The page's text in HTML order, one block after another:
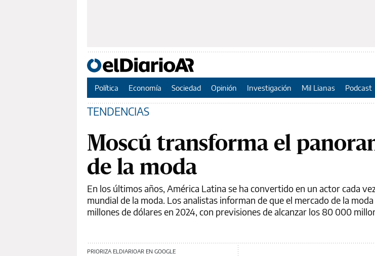
Política Economía Sociedad Opinión Investigación Mil Lianas Podcast
TENDENCIAS
Moscú transforma el
de la moda
En los últimos años, América Latina se ha convertido en un actor cada
mundial de la moda. Los analistas informan de que el mercado de la
millones de dólares en 2024, con previsiones de alcanzar los 80 000
PRIORIZA ELDIARIOAR EN GOOGLE